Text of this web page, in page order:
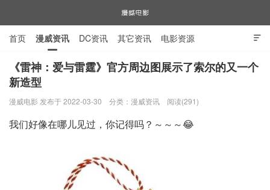
漫威电影

首页 漫威资讯 DC资讯 其它资讯 电影资源
电视剧资源 漫威图片
《雷神：爱与雷霆》官方周边图展示了索尔的又一个
新造型
漫威电影 发布于 2022-03-30 分类： 漫威资讯 阅读(291)
我们好像在哪儿见过，你记得吗？～～～😂